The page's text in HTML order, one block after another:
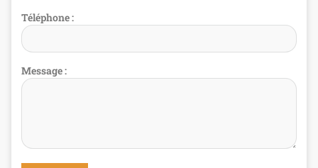
Téléphone :
Message :